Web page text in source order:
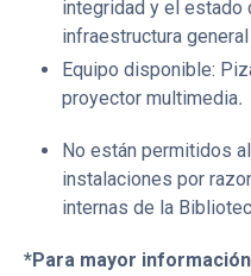
integridad y el estado
infraestructura
Equipo disponible:
proyector multimedia.
No están permitidos
instalaciones por
internas de la
*Para mayor